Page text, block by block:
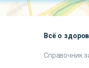
Всё о
Справочник